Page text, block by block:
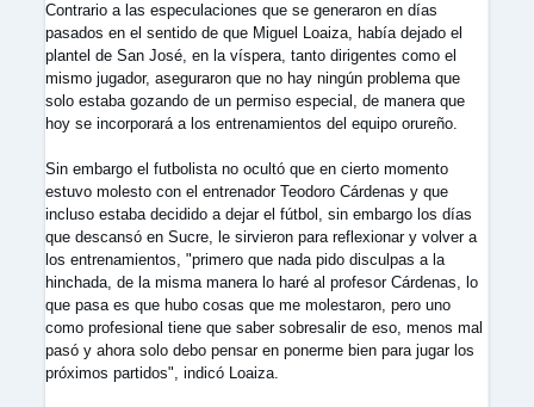
Contrario a las especulaciones que se generaron en días
pasados en el sentido de que Miguel Loaiza, había dejado el
plantel de San José, en la víspera, tanto dirigentes como el
mismo jugador, aseguraron que no hay ningún problema que
solo estaba gozando de un permiso especial, de manera que
hoy se incorporará a los entrenamientos del equipo orureño.
Sin embargo el futbolista no ocultó que en cierto momento
estuvo molesto con el entrenador Teodoro Cárdenas y que
incluso estaba decidido a dejar el fútbol, sin embargo los días
que descansó en Sucre, le sirvieron para reflexionar y volver a
los entrenamientos, "primero que nada pido disculpas a la
hinchada, de la misma manera lo haré al profesor Cárdenas, lo
que pasa es que hubo cosas que me molestaron, pero uno
como profesional tiene que saber sobresalir de eso, menos mal
pasó y ahora solo debo pensar en ponerme bien para jugar los
próximos partidos", indicó Loaiza.